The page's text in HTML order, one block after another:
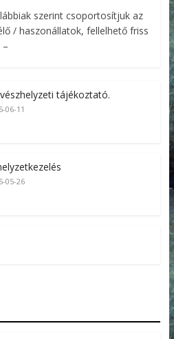
szerint csoportosítjuk az
/ haszonállatok, fellelhető friss
tájékoztató.
06-11
05-26